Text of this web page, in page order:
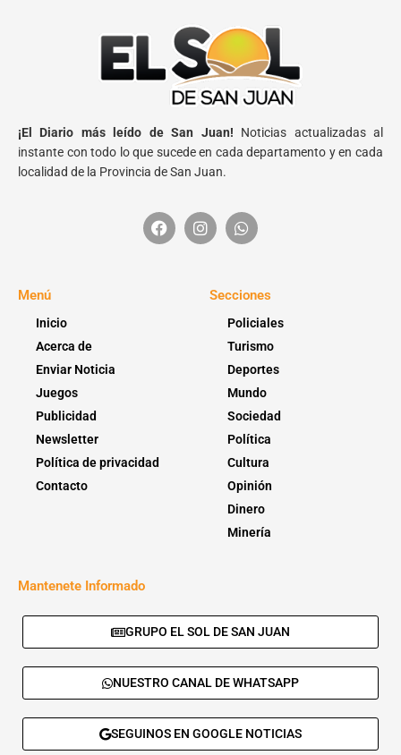
¡El Diario más leído de San Juan! Noticias actualizadas al
instante con todo lo que sucede en cada departamento y en cada
localidad de la Provincia de San Juan.
Menú
Inicio
Acerca de
Enviar Noticia
Juegos
Publicidad
Newsletter
Política de privacidad
Contacto
Secciones
Policiales
Turismo
Deportes
Mundo
Sociedad
Política
Cultura
Opinión
Dinero
Minería
Mantenete Informado
GRUPO EL SOL DE SAN JUAN
NUESTRO CANAL DE WHATSAPP
SEGUINOS EN GOOGLE NOTICIAS